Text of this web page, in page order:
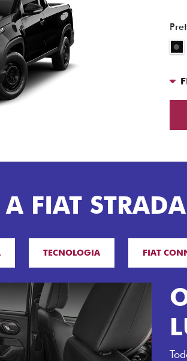
FIAT STRADA
TECNOLOGIA FIAT